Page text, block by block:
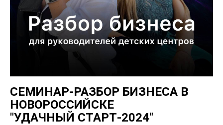
СЕМИНАР-РАЗБОР БИЗНЕСА В
НОВОРОССИЙСКЕ
"УДАЧНЫЙ СТАРТ-2024"